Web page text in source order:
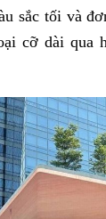
sắc tối và
cỡ dài qua